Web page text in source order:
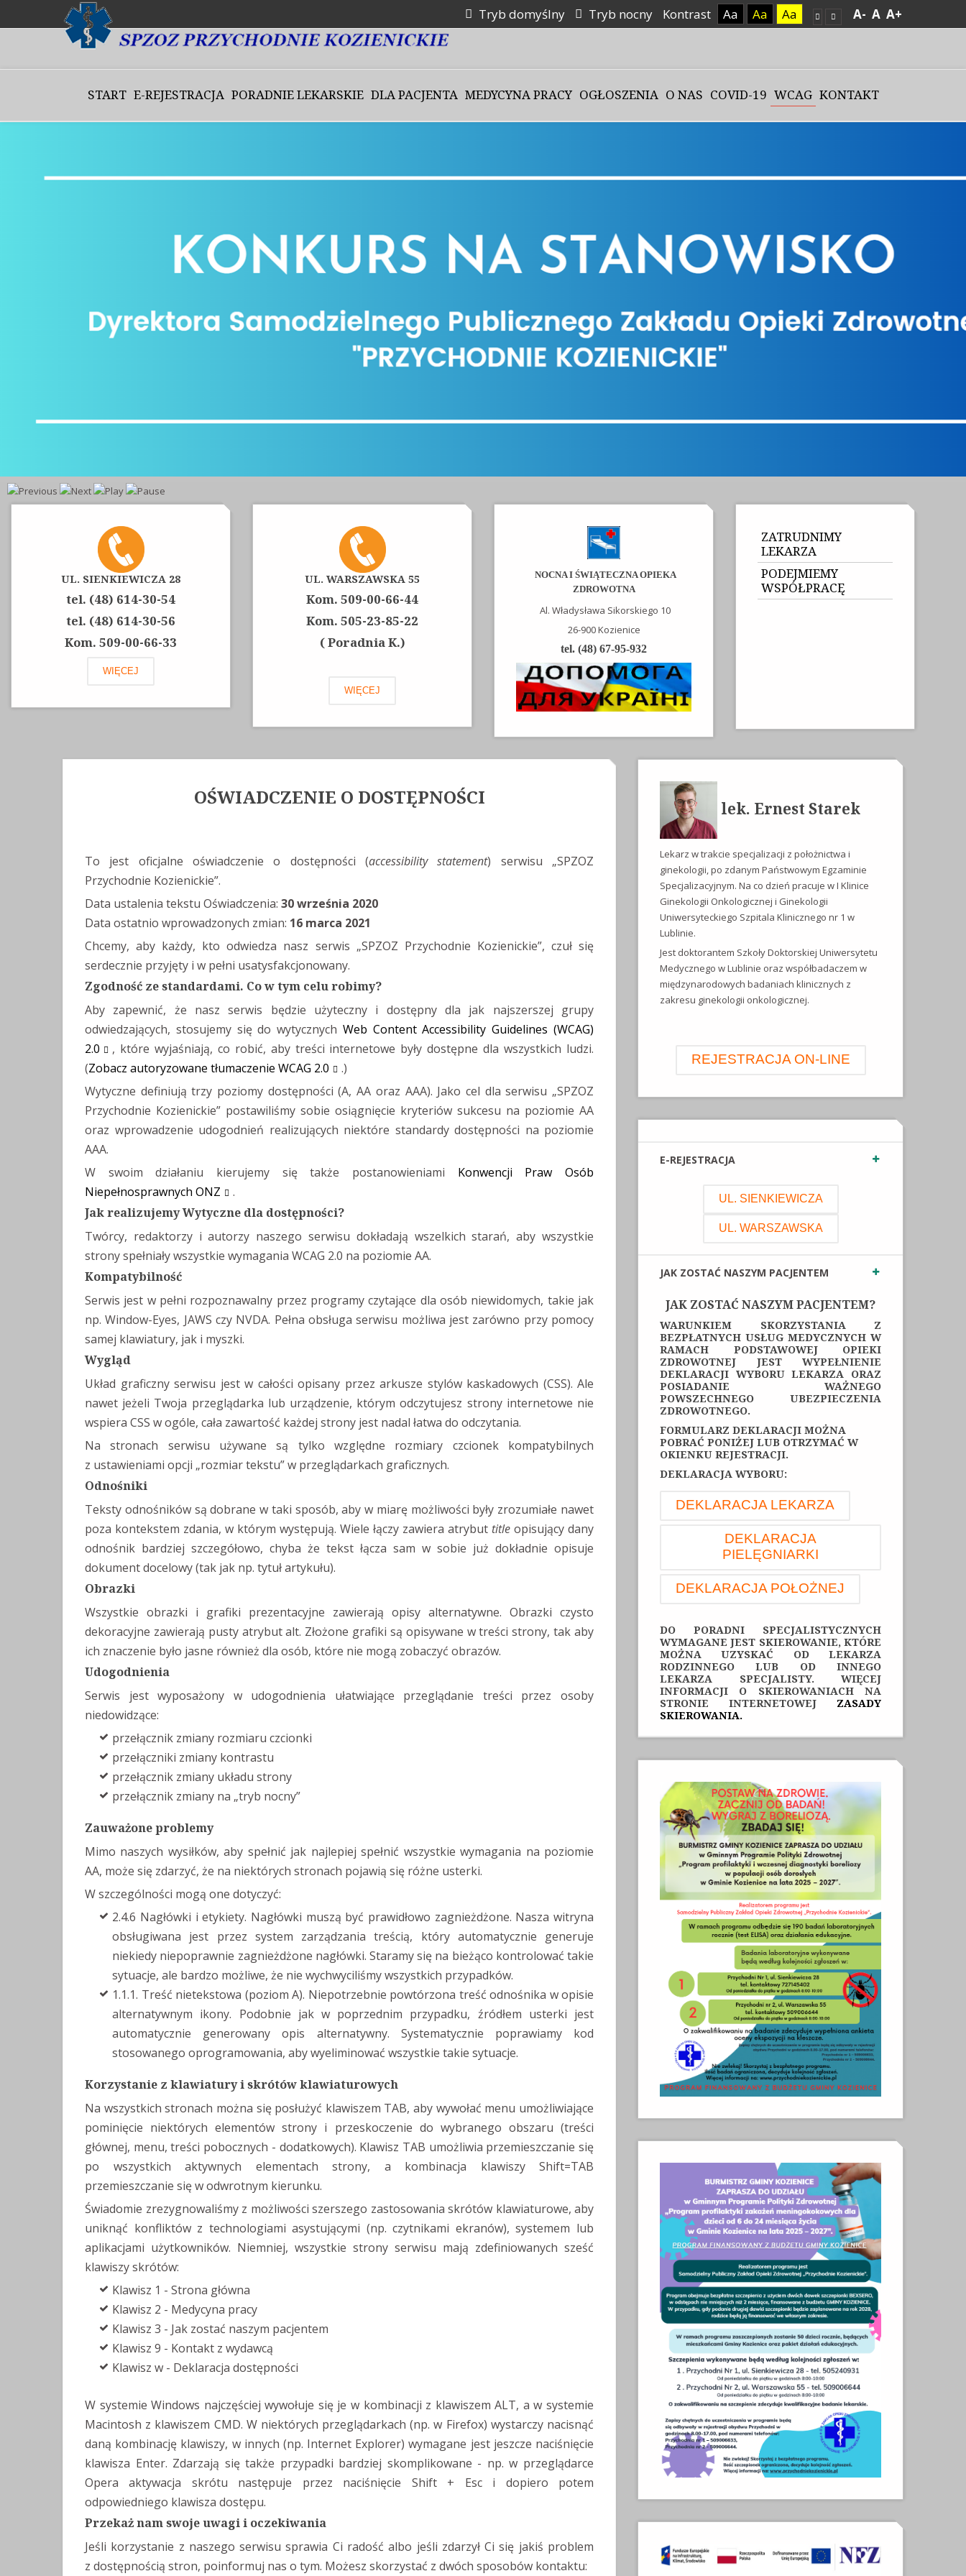
Tryb domyślny Tryb nocny Kontrast Aa Aa Aa A- A A+
START E-REJESTRACJA PORADNIE LEKARSKIE DLA PACJENTA MEDYCYNA PRACY OGŁOSZENIA O NAS COVID-19 WCAG KONTAKT
UL. SIENKIEWICZA 28
tel. (48) 614-30-54
tel. (48) 614-30-56
Kom. 509-00-66-33
WIĘCEJ
UL. WARSZAWSKA 55
Kom. 509-00-66-44
Kom. 505-23-85-22
( Poradnia K.)
WIĘCEJ
NOCNA I ŚWIĄTECZNA OPIEKA
ZDROWOTNA
Al. Władysława Sikorskiego 10
26-900 Kozienice
tel. (48) 67-95-932
ZATRUDNIMY
LEKARZA
PODEJMIEMY
WSPÓŁPRACĘ
OŚWIADCZENIE O DOSTĘPNOŚCI
To jest oficjalne oświadczenie o dostępności (accessibility statement) serwisu „SPZOZ
Przychodnie Kozienickie”.
Data ustalenia tekstu Oświadczenia: 30 września 2020
Data ostatnio wprowadzonych zmian: 16 marca 2021
Chcemy, aby każdy, kto odwiedza nasz serwis „SPZOZ Przychodnie Kozienickie”, czuł się
serdecznie przyjęty i w pełni usatysfakcjonowany.
Zgodność ze standardami. Co w tym celu robimy?
Aby zapewnić, że nasz serwis będzie użyteczny i dostępny dla jak najszerszej grupy
odwiedzających, stosujemy się do wytycznych Web Content Accessibility Guidelines (WCAG)
2.0
, które wyjaśniają, co robić, aby treści internetowe były dostępne dla wszystkich ludzi.
(Zobacz autoryzowane tłumaczenie WCAG 2.0
.)
Wytyczne definiują trzy poziomy dostępności (A, AA oraz AAA). Jako cel dla serwisu „SPZOZ
Przychodnie Kozienickie” postawiliśmy sobie osiągnięcie kryteriów sukcesu na poziomie AA
oraz wprowadzenie udogodnień realizujących niektóre standardy dostępności na poziomie
AAA.
W swoim działaniu kierujemy się także postanowieniami Konwencji Praw Osób
Niepełnosprawnych ONZ
.
Jak realizujemy Wytyczne dla dostępności?
Twórcy, redaktorzy i autorzy naszego serwisu dokładają wszelkich starań, aby wszystkie
strony spełniały wszystkie wymagania WCAG 2.0 na poziomie AA.
Kompatybilność
Serwis jest w pełni rozpoznawalny przez programy czytające dla osób niewidomych, takie jak
np. Window-Eyes, JAWS czy NVDA. Pełna obsługa serwisu możliwa jest zarówno przy pomocy
samej klawiatury, jak i myszki.
Wygląd
Układ graficzny serwisu jest w całości opisany przez arkusze stylów kaskadowych (CSS). Ale
nawet jeżeli Twoja przeglądarka lub urządzenie, którym odczytujesz strony internetowe nie
wspiera CSS w ogóle, cała zawartość każdej strony jest nadal łatwa do odczytania.
Na stronach serwisu używane są tylko względne rozmiary czcionek kompatybilnych
z ustawieniami opcji „rozmiar tekstu” w przeglądarkach graficznych.
Odnośniki
Teksty odnośników są dobrane w taki sposób, aby w miarę możliwości były zrozumiałe nawet
poza kontekstem zdania, w którym występują. Wiele łączy zawiera atrybut title opisujący dany
odnośnik bardziej szczegółowo, chyba że tekst łącza sam w sobie już dokładnie opisuje
dokument docelowy (tak jak np. tytuł artykułu).
Obrazki
Wszystkie obrazki i grafiki prezentacyjne zawierają opisy alternatywne. Obrazki czysto
dekoracyjne zawierają pusty atrybut alt. Złożone grafiki są opisywane w treści strony, tak aby
ich znaczenie było jasne również dla osób, które nie mogą zobaczyć obrazów.
Udogodnienia
Serwis jest wyposażony w udogodnienia ułatwiające przeglądanie treści przez osoby
niedowidzące:
przełącznik zmiany rozmiaru czcionki
przełączniki zmiany kontrastu
przełącznik zmiany układu strony
przełącznik zmiany na „tryb nocny”
Zauważone problemy
Mimo naszych wysiłków, aby spełnić jak najlepiej spełnić wszystkie wymagania na poziomie
AA, może się zdarzyć, że na niektórych stronach pojawią się różne usterki.
W szczególności mogą one dotyczyć:
2.4.6 Nagłówki i etykiety. Nagłówki muszą być prawidłowo zagnieżdżone. Nasza witryna
obsługiwana jest przez system zarządzania treścią, który automatycznie generuje
niekiedy niepoprawnie zagnieżdżone nagłówki. Staramy się na bieżąco kontrolować takie
sytuacje, ale bardzo możliwe, że nie wychwyciliśmy wszystkich przypadków.
1.1.1. Treść nietekstowa (poziom A). Niepotrzebnie powtórzona treść odnośnika w opisie
alternatywnym ikony. Podobnie jak w poprzednim przypadku, źródłem usterki jest
automatycznie generowany opis alternatywny. Systematycznie poprawiamy kod
stosowanego oprogramowania, aby wyeliminować wszystkie takie sytuacje.
Korzystanie z klawiatury i skrótów klawiaturowych
Na wszystkich stronach można się posłużyć klawiszem TAB, aby wywołać menu umożliwiające
pominięcie niektórych elementów strony i przeskoczenie do wybranego obszaru (treści
głównej, menu, treści pobocznych - dodatkowych). Klawisz TAB umożliwia przemieszczanie się
po wszystkich aktywnych elementach strony, a kombinacja klawiszy Shift=TAB
przemieszczanie się w odwrotnym kierunku.
Świadomie zrezygnowaliśmy z możliwości szerszego zastosowania skrótów klawiaturowe, aby
uniknąć konfliktów z technologiami asystującymi (np. czytnikami ekranów), systemem lub
aplikacjami użytkowników. Niemniej, wszystkie strony serwisu mają zdefiniowanych sześć
klawiszy skrótów:
Klawisz 1 - Strona główna
Klawisz 2 - Medycyna pracy
Klawisz 3 - Jak zostać naszym pacjentem
Klawisz 9 - Kontakt z wydawcą
Klawisz w - Deklaracja dostępności
W systemie Windows najczęściej wywołuje się je w kombinacji z klawiszem ALT, a w systemie
Macintosh z klawiszem CMD. W niektórych przeglądarkach (np. w Firefox) wystarczy nacisnąć
daną kombinację klawiszy, w innych (np. Internet Explorer) wymagane jest jeszcze naciśnięcie
klawisza Enter. Zdarzają się także przypadki bardziej skomplikowane - np. w przeglądarce
Opera aktywacja skrótu następuje przez naciśnięcie Shift + Esc i dopiero potem
odpowiedniego klawisza dostępu.
Przekaż nam swoje uwagi i oczekiwania
Jeśli korzystanie z naszego serwisu sprawia Ci radość albo jeśli zdarzył Ci się jakiś problem
z dostępnością stron, poinformuj nas o tym. Możesz skorzystać z dwóch sposobów kontaktu:
lek. Ernest Starek
Lekarz w trakcie specjalizacji z położnictwa i
ginekologii, po zdanym Państwowym Egzaminie
Specjalizacyjnym. Na co dzień pracuje w I Klinice
Ginekologii Onkologicznej i Ginekologii
Uniwersyteckiego Szpitala Klinicznego nr 1 w
Lublinie.
Jest doktorantem Szkoły Doktorskiej Uniwersytetu
Medycznego w Lublinie oraz współbadaczem w
międzynarodowych badaniach klinicznych z
zakresu ginekologii onkologicznej.
REJESTRACJA ON-LINE
E-REJESTRACJA
UL. SIENKIEWICZA
UL. WARSZAWSKA
JAK ZOSTAĆ NASZYM PACJENTEM
JAK ZOSTAĆ NASZYM PACJENTEM?
WARUNKIEM SKORZYSTANIA Z
BEZPŁATNYCH USŁUG MEDYCZNYCH W
RAMACH PODSTAWOWEJ OPIEKI
ZDROWOTNEJ JEST WYPEŁNIENIE
DEKLARACJI WYBORU LEKARZA ORAZ
POSIADANIE WAŻNEGO
POWSZECHNEGO UBEZPIECZENIA
ZDROWOTNEGO.
FORMULARZ DEKLARACJI MOŻNA
POBRAĆ PONIŻEJ LUB OTRZYMAĆ W
OKIENKU REJESTRACJI.
DEKLARACJA WYBORU:
DEKLARACJA LEKARZA
DEKLARACJA
PIELĘGNIARKI
DEKLARACJA POŁOŻNEJ
DO PORADNI SPECJALISTYCZNYCH
WYMAGANE JEST SKIEROWANIE, KTÓRE
MOŻNA UZYSKAĆ OD LEKARZA
RODZINNEGO LUB OD INNEGO
LEKARZA SPECJALISTY. WIĘCEJ
INFORMACJI O SKIEROWANIACH NA
STRONIE INTERNETOWEJ ZASADY
SKIEROWANIA.